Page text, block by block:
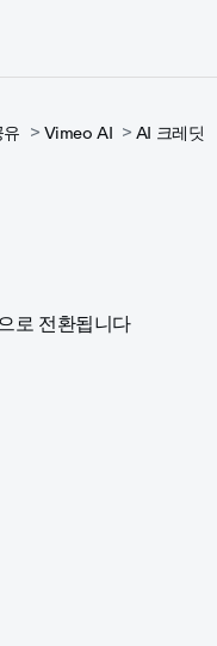
Vimeo AI AI 크레딧
로 전환됩니다